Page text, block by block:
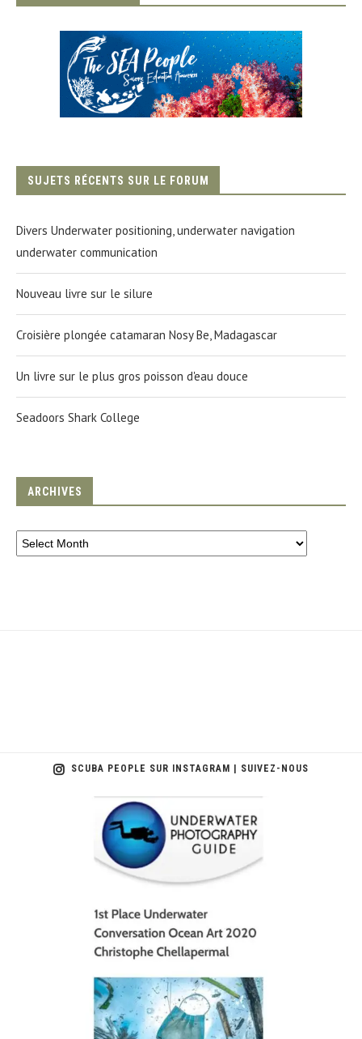
SUJETS RÉCENTS SUR LE FORUM
Divers Underwater positioning, underwater navigation
underwater communication
Nouveau livre sur le silure
Croisière plongée catamaran Nosy Be, Madagascar
Un livre sur le plus gros poisson d'eau douce
Seadoors Shark College
ARCHIVES
SCUBA PEOPLE SUR INSTAGRAM | SUIVEZ-NOUS
scuba_people_magazine